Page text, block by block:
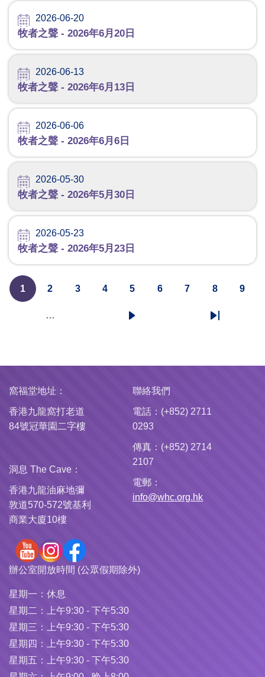
2026-06-20
牧者之聲 - 2026年6月20日
2026-06-13
牧者之聲 - 2026年6月13日
2026-06-06
牧者之聲 - 2026年6月6日
2026-05-30
牧者之聲 - 2026年5月30日
2026-05-23
牧者之聲 - 2026年5月23日
Pagination
目
1 2 3 4
面
5 6 7
面
8 9
…
Last
窩福堂地址：
香港九龍窩打老道
84號冠華園二字樓
洞息 The Cave：
香港九龍油麻地彌
敦道570-572號基利
商業大廈10樓
聯絡我們
電話：(+852) 2711
0293
傳真：(+852) 2714
2107
電郵：
info@whc.org.hk
辦公室開放時間 (公眾假期除外)
星期一： 休息
星期二：
上午9:30 - 下午5:30
星期三：
上午9:30 - 下午5:30
星期四：
上午9:30 - 下午5:30
星期五：
上午9:30 - 下午5:30